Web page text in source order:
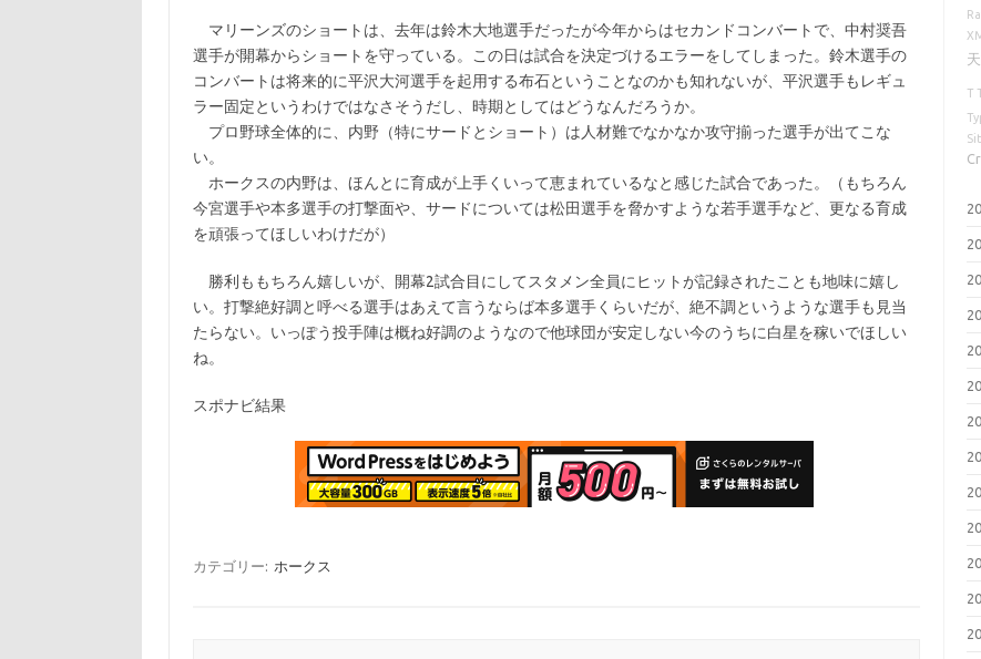
マリーンズのショートは、去年は鈴木大地選手だったが今年からはセカンドコンバートで、中村奨吾
選手が開幕からショートを守っている。この日は試合を決定づけるエラーをしてしまった。鈴木選手の
コンバートは将来的に平沢大河選手を起用する布石ということなのかも知れないが、平沢選手もレギュ
ラー固定というわけではなさそうだし、時期としてはどうなんだろうか。
プロ野球全体的に、内野（特にサードとショート）は人材難でなかなか攻守揃った選手が出てこな
い。
ホークスの内野は、ほんとに育成が上手くいって恵まれているなと感じた試合であった。（もちろん
今宮選手や本多選手の打撃面や、サードについては松田選手を脅かすような若手選手など、更なる育成
を頑張ってほしいわけだが）
勝利ももちろん嬉しいが、開幕2試合目にしてスタメン全員にヒットが記録されたことも地味に嬉し
い。打撃絶好調と呼べる選手はあえて言うならば本多選手くらいだが、絶不調というような選手も見当
たらない。いっぽう投手陣は概ね好調のようなので他球団が安定しない今のうちに白星を稼いでほしい
ね。
スポナビ結果
カテゴリー: ホークス
T